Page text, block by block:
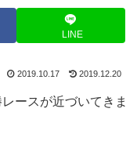
LINE
2019.10.17 2019.12.20
ースが近づいてきま